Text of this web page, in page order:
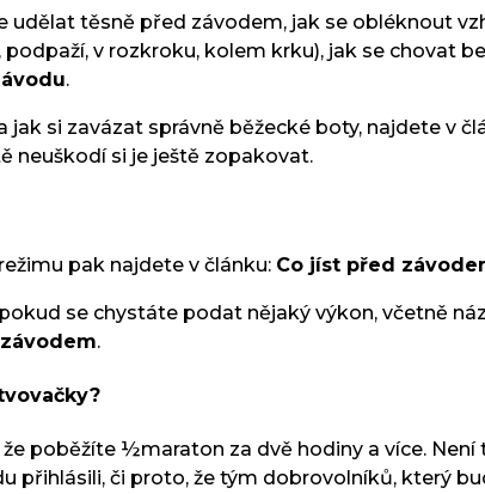
udělat těsně před závodem, jak se obléknout
v rozkroku, kolem krku), jak se chovat
.
si zavázat správně běžecké boty, najdete v
neuškodí si je ještě zopakovat.
pak najdete v článku: Co jíst před
se chystáte podat nějaký výkon, včetně
.
poběžíte ½maraton za dvě hodiny a více.
přihlásili, či proto, že tým dobrovolníků, který